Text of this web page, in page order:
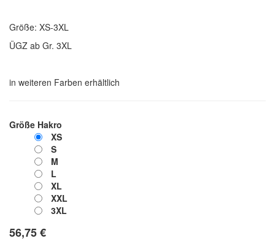
Größe: XS-3XL
ÜGZ ab Gr. 3XL
in weiteren Farben erhältlich
Größe Hakro
XS
S
M
L
XL
XXL
3XL
56,75€